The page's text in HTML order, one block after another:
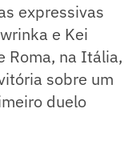
expressivas
e Kei
Roma, na Itália,
sobre um
duelo